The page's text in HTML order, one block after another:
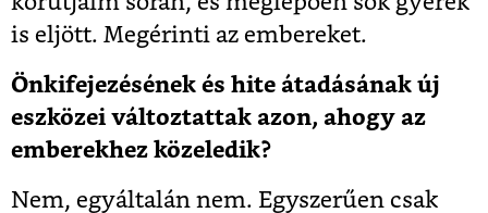
is eljött. Megérinti az embereket.
Önkifejezésének és hite átadásának új
eszközei változtattak azon, ahogy az
emberekhez közeledik?
Nem, egyáltalán nem. Egyszerűen csak